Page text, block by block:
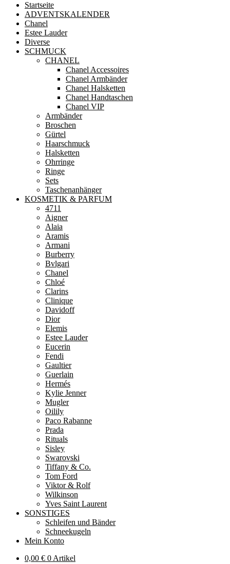
Startseite
ADVENTSKALENDER
Chanel
Estee Lauder
Diverse
SCHMUCK
CHANEL
Chanel Accessoires
Chanel Armbänder
Chanel Halsketten
Chanel Handtaschen
Chanel VIP
Armbänder
Broschen
Gürtel
Haarschmuck
Halsketten
Ohrringe
Ringe
Sets
Taschenanhänger
KOSMETIK & PARFUM
4711
Aigner
Alaia
Aramis
Armani
Burberry
Bvlgari
Chanel
Chloé
Clarins
Clinique
Davidoff
Dior
Elemis
Estee Lauder
Eucerin
Fendi
Gaultier
Guerlain
Hermés
Kylie Jenner
Mugler
Oilily
Paco Rabanne
Prada
Rituals
Sisley
Swarovski
Tiffany & Co.
Tom Ford
Viktor & Rolf
Wilkinson
Yves Saint Laurent
SONSTIGES
Schleifen und Bänder
Schneekugeln
Mein Konto
0,00 € 0 Artikel